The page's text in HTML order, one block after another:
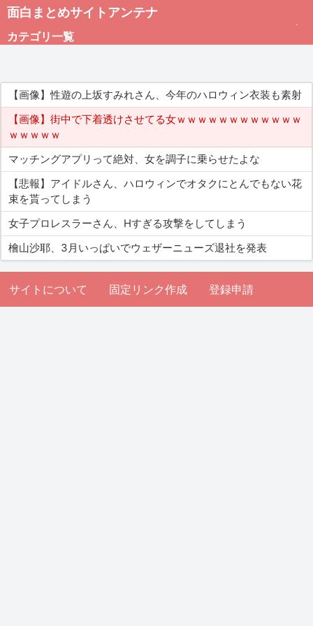
面白まとめサイトアンテナ
カテゴリ一覧
総合
アダルト
【画像】性遊の上坂すみれさん、今年のハロウィン衣装も素射
【画像】街中で下着透けさせてる女ｗｗｗｗｗｗｗｗｗｗｗｗ
ｗｗｗｗｗ
マッチングアプリって絶対、女を調子に乗らせたよな
【悲報】アイドルさん、ハロウィンでオタクにとんでもない花
束を貰ってしまう
女子プロレスラーさん、Hすぎる攻撃をしてしまう
檜山沙耶、3月いっぱいでウェザーニューズ退社を発表
サイトについて 固定リンク作成 登録申請